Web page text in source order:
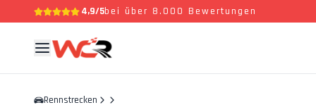
4,9/5bei über 8.000 Bewertungen
Rennstrecken